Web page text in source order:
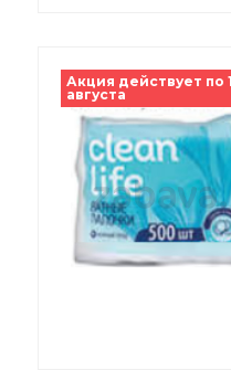
Акция действует по
августа